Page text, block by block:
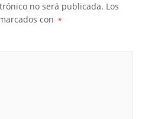
no será publicada. Los
con *